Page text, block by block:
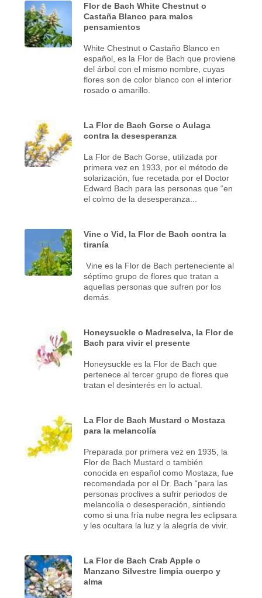
Flor de Bach White Chestnut o
Castaña Blanco para malos
pensamientos
White Chestnut o Castaño Blanco en
español, es la Flor de Bach que proviene
del árbol con el mismo nombre, cuyas
flores son de color blanco con el interior
rosado o amarillo.
La Flor de Bach Gorse o Aulaga
contra la desesperanza
La Flor de Bach Gorse, utilizada por
primera vez en 1933, por el método de
solarización, fue recetada por el Doctor
Edward Bach para las personas que “en
el colmo de la desesperanza...
Vine o Vid, la Flor de Bach contra la
tiranía
Vine es la Flor de Bach perteneciente al
séptimo grupo de flores que tratan a
aquellas personas que sufren por los
demás.
Honeysuckle o Madreselva, la Flor de
Bach para vivir el presente
Honeysuckle es la Flor de Bach que
pertenece al tercer grupo de flores que
tratan el desinterés en lo actual.
La Flor de Bach Mustard o Mostaza
para la melancolía
Preparada por primera vez en 1935, la
Flor de Bach Mustard o también
conocida en español como Mostaza, fue
recomendada por el Dr. Bach “para las
personas proclives a sufrir periodos de
melancolía o desesperación, sintiendo
como si una fría nube negra les eclipsara
y les ocultara la luz y la alegría de vivir.
La Flor de Bach Crab Apple o
Manzano Silvestre limpia cuerpo y
alma